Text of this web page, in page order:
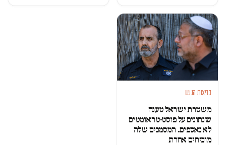
בריאות הנפש
משטרת ישראל טענה
שנתונים על פוסט-טראומטים
לא נאספים. המסמכים שלה
מוכיחים אחרת